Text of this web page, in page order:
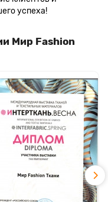
успеха!
Мир Fashion